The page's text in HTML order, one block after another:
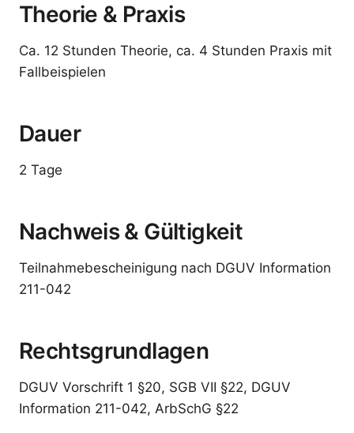
Theorie & Praxis
Ca. 12 Stunden Theorie, ca. 4 Stunden Praxis mit
Fallbeispielen
Dauer
2 Tage
Nachweis & Gültigkeit
Teilnahmebescheinigung nach DGUV Information
211-042
Rechtsgrundlagen
DGUV Vorschrift 1 §20, SGB VII §22, DGUV
Information 211-042, ArbSchG §22